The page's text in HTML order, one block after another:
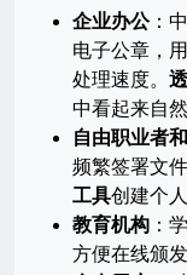
企业办公：
电子公章，
处理速度。
中看起来自然
自由职业者
频繁签署文
工具创建个
教育机构 ：
方便在线颁